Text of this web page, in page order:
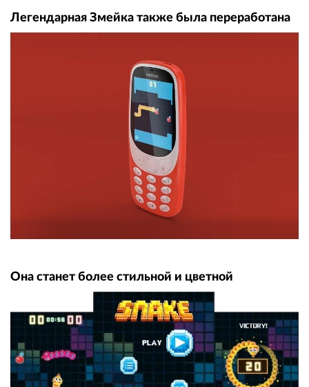
Легендарная Змейка также была переработана
Она станет более стильной и цветной